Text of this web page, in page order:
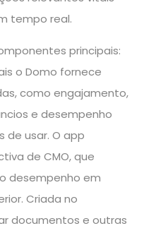
tempo real.
principais:
o Domo fornece
como engajamento,
e desempenho
de usar. O app
de CMO, que
desempenho em
Criada no
documentos e outras